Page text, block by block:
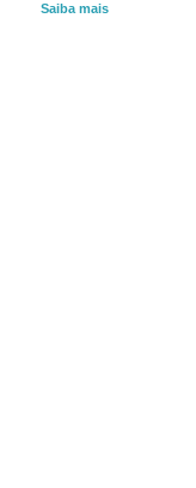
Saiba mais